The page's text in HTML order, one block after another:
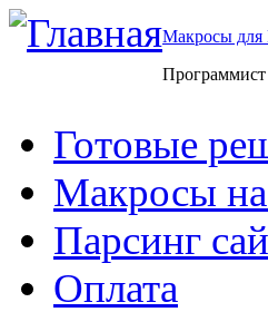
Макросы для
Готовые
Макросы на
Парсинг
Оплата